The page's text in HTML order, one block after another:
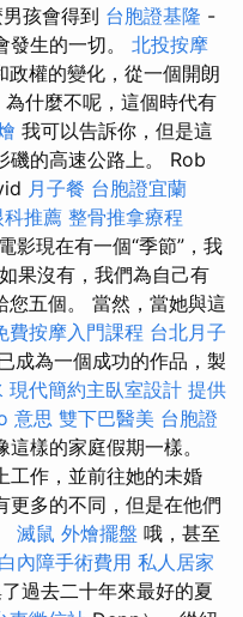
孩會得到 台胞證基隆 -
生的一切。 北投按摩
權的變化，從一個開朗
為什麼不呢，這個時代有
我可以告訴你，但是這
磯的高速公路上。 Rob
月子餐 台胞證宜蘭
科推薦 整骨推拿療程
影現在有一個“季節”，我
果沒有，我們為自己有
您五個。 當然，當她與這
費按摩入門課程 台北月子
成為一個成功的作品，製
現代簡約主臥室設計 提供
意思 雙下巴醫美 台胞證
樣的家庭假期一樣。
工作，並前往她的未婚
更多的不同，但是在他們
滅鼠 外燴擺盤 哦，甚至
白內障手術費用 私人居家
過去二十年來最好的夏